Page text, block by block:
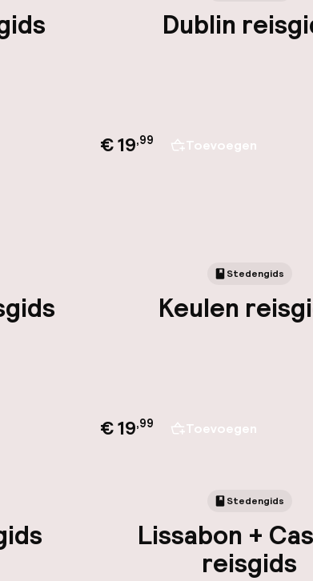
Dublin
€ 19,99 Toevoegen
Stedengids
Keulen
€ 19,99 Toevoegen
Stedengids
Lissabon +
reisgids